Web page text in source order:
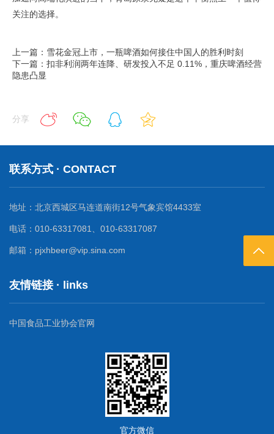
关注的选择。
上一篇：雪花金冠上市，一瓶啤酒如何接住中国人的胜利时刻
下一篇：扣非利润两年连降、研发投入不足 0.11%，重庆啤酒经营
隐患凸显
分享
联系方式 · CONTACT
地址：北京西城区马连道南街12号气象宾馆4433室
电话：010-63317081、010-63317087
邮箱：pjxhbeer@vip.sina.com
友情链接 · links
中国食品工业协会官网
官方微信
返回